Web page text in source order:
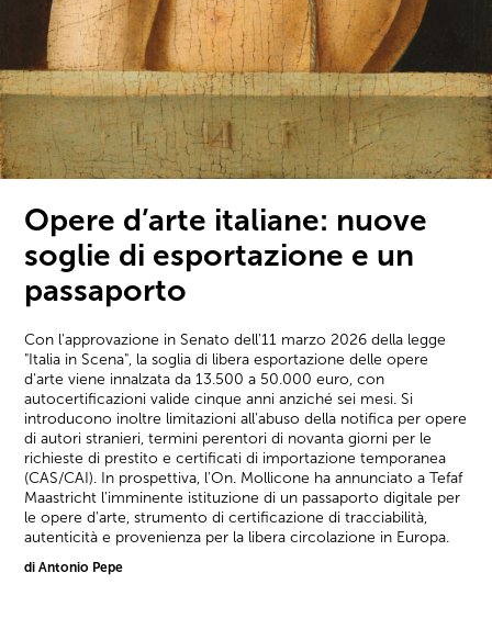
Opere d’arte italiane: nuove
soglie di esportazione e un
passaporto
Con l'approvazione in Senato dell'11 marzo 2026 della legge
"Italia in Scena", la soglia di libera esportazione delle opere
d'arte viene innalzata da 13.500 a 50.000 euro, con
autocertificazioni valide cinque anni anziché sei mesi. Si
introducono inoltre limitazioni all'abuso della notifica per opere
di autori stranieri, termini perentori di novanta giorni per le
richieste di prestito e certificati di importazione temporanea
(CAS/CAI). In prospettiva, l'On. Mollicone ha annunciato a Tefaf
Maastricht l'imminente istituzione di un passaporto digitale per
le opere d'arte, strumento di certificazione di tracciabilità,
autenticità e provenienza per la libera circolazione in Europa.
di Antonio Pepe